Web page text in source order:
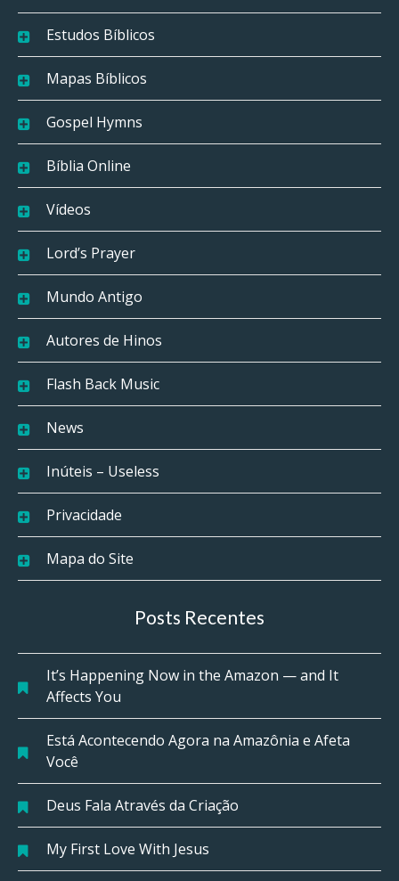
Estudos Bíblicos
Mapas Bíblicos
Gospel Hymns
Bíblia Online
Vídeos
Lord’s Prayer
Mundo Antigo
Autores de Hinos
Flash Back Music
News
Inúteis – Useless
Privacidade
Mapa do Site
Posts Recentes
It’s Happening Now in the Amazon — and It
Affects You
Está Acontecendo Agora na Amazônia e Afeta
Você
Deus Fala Através da Criação
My First Love With Jesus